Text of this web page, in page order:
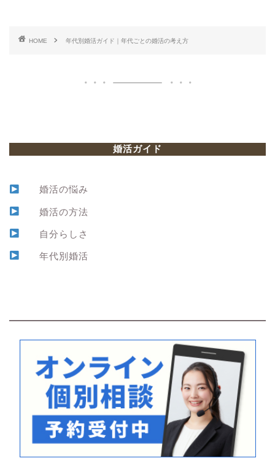
HOME 年代別婚活ガイド｜年代ごとの婚活の考え方
婚活ガイド
婚活の悩み
婚活の方法
自分らしさ
年代別婚活